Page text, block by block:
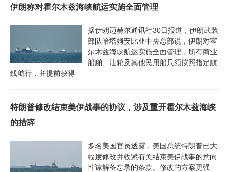
伊朗称对霍尔木兹海峡航运实施全面管理
据伊朗迈赫尔通讯社30日报道，伊朗武装
部队哈塔姆安比亚中央总部说，伊朗对霍
尔木兹海峡航运实施全面管理，所有商业
船舶、油轮及其他民用船只须按照指定航
线航行，并提前获得
特朗普修改结束美伊战事的协议，涉及重开霍尔木兹海峡
的措辞
多名美国官员透露，美国总统特朗普已大
幅度修改并收紧有关结束美伊战事的意向
性谅解备忘录的条款。修改的方案更强